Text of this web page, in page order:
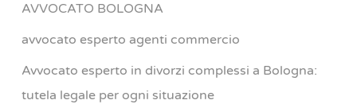
AVVOCATO BOLOGNA
avvocato esperto agenti commercio
Avvocato esperto in divorzi complessi a Bologna:
tutela legale per ogni situazione